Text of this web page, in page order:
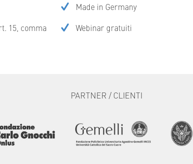
Made in Germany
15, comma
Webinar gratuiti
PARTNER / CLIENTI